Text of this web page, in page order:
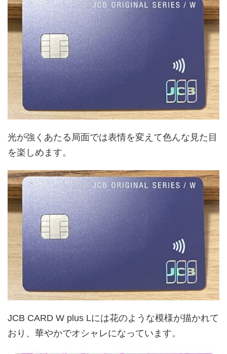
光が強くあたる局面では表情を変えて色んな見た目
を楽しめます。
JCB CARD W plus Lには花のような模様が描かれて
おり、華やかでオシャレになっています。